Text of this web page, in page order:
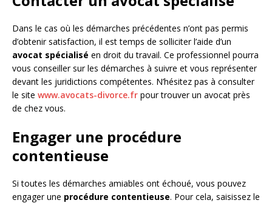
Dans le cas où les démarches précédentes n’ont pas permis
d’obtenir satisfaction, il est temps de solliciter l’aide d’un
avocat spécialisé en droit du travail. Ce professionnel pourra
vous conseiller sur les démarches à suivre et vous représenter
devant les juridictions compétentes. N’hésitez pas à consulter
le site www.avocats-divorce.fr pour trouver un avocat près
de chez vous.
Engager une procédure
contentieuse
Si toutes les démarches amiables ont échoué, vous pouvez
engager une procédure contentieuse. Pour cela, saisissez le